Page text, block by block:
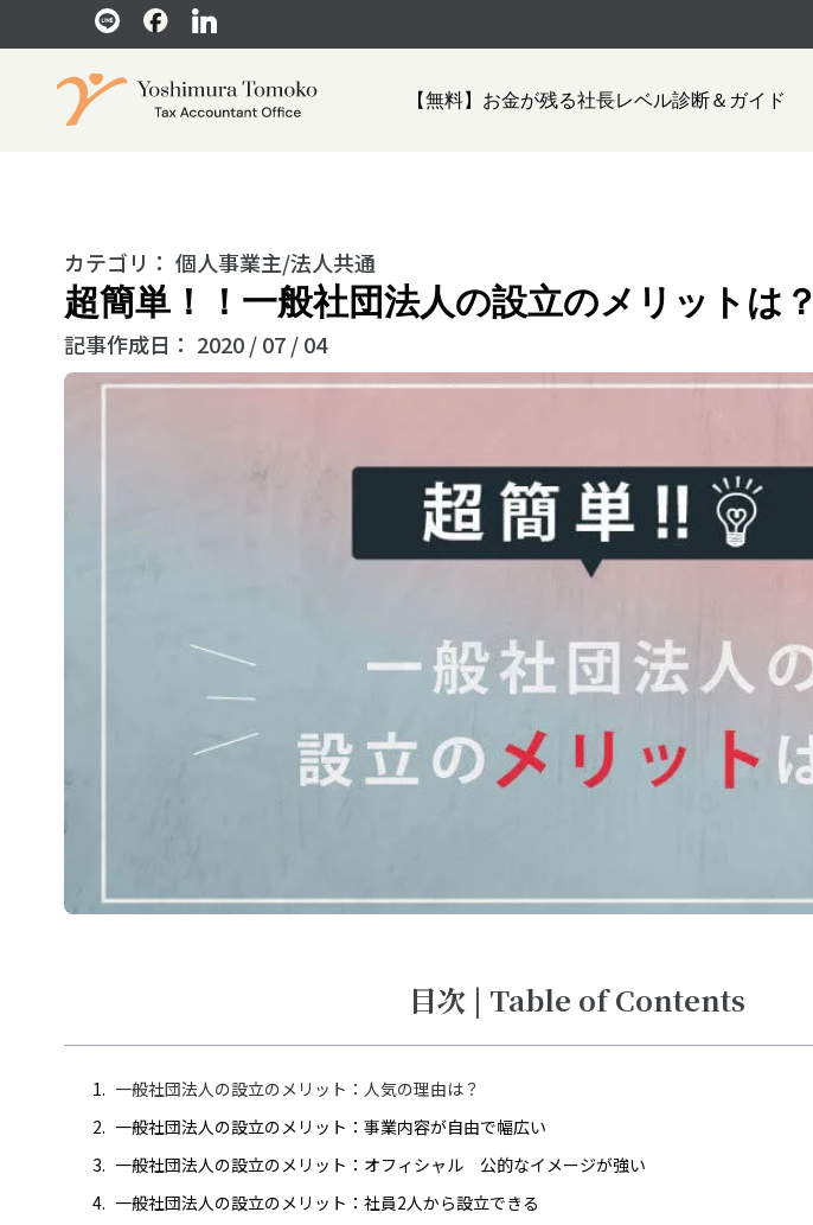
【無料】お金が残る社長レベル診断＆ガイド
カテゴリ： 個人事業主/法人共通
超簡単！！一般社団法人の設立のメリットは？
記事作成日： 2020 / 07 / 04
目次 | Table of Contents
一般社団法人の設立のメリット：人気の理由は？
一般社団法人の設立のメリット：事業内容が自由で幅広い
一般社団法人の設立のメリット：オフィシャル 公的なイメージが強い
一般社団法人の設立のメリット：社員2人から設立できる